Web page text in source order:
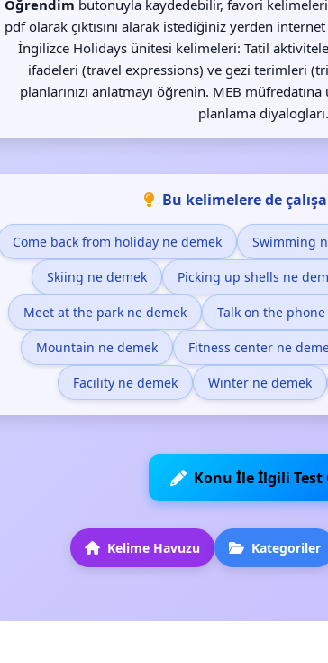
Öğrendim butonuyla kaydedebilir, favori
pdf olarak çıktısını alarak istediğiniz yerden
İngilizce Holidays ünitesi kelimeleri: Tatil
ifadeleri (travel expressions) ve gezi terimleri
planlarınızı anlatmayı öğrenin. MEB
planlama diyalogları.
Bu kelimelere de
Come back from holiday ne demek Swimming
Skiing ne demek Picking up shells ne
Meet at the park ne demek Talk on the
Mountain ne demek Fitness center ne
Facility ne demek Winter ne demek
Konu İle İlgili Test
Kelime Havuzu Kategoriler